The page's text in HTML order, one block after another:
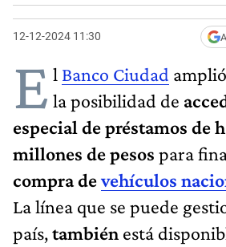
12-12-2024 11:30
E l Banco Ciudad
la posibilidad de
especial de préstamos de
millones de pesos para
compra devehículos
La línea que se puede
país,también está